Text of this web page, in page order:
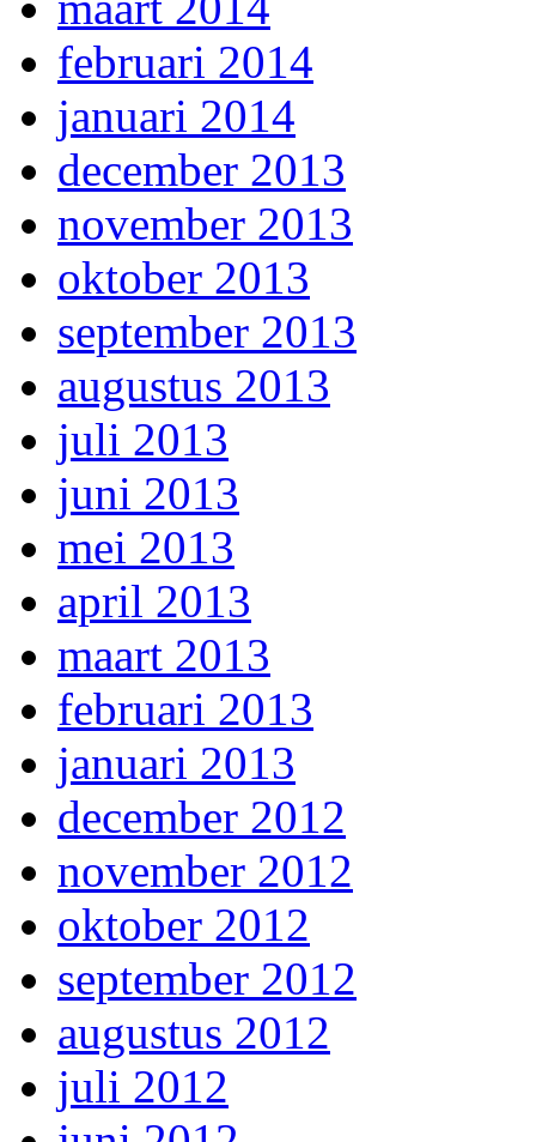
februari 2014
januari 2014
december 2013
november 2013
oktober 2013
september 2013
augustus 2013
juli 2013
juni 2013
mei 2013
april 2013
maart 2013
februari 2013
januari 2013
december 2012
november 2012
oktober 2012
september 2012
augustus 2012
juli 2012